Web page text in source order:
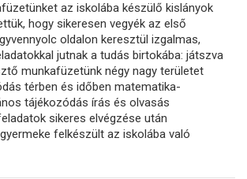
az iskolába készülő kislányok
hogy sikeresen vegyék az első
oldalon keresztül izgalmas,
jutnak a tudás birtokába: játszva
munkafüzetünk négy nagy területet
térben és időben matematika-
tájékozódás írás és olvasás
sikeres elvégzése után
felkészült az iskolába való